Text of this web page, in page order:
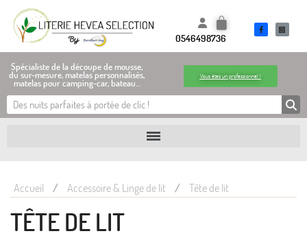
0546498736
Spécialiste de la découpe de mousse,
du sur-mesure, matelas personnalisés,
matelas pour camping-car, bateau…
Vous êtes un professionnel !
Accueil Accessoire & Linge de lit Tête de lit
TÊTE DE LIT